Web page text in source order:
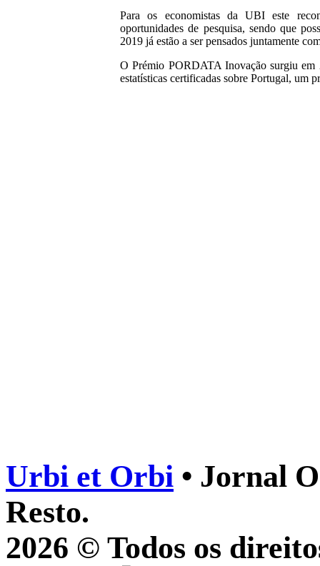
Para os economistas da UBI este
oportunidades de pesquisa, sendo que
2019 já estão a ser pensados juntamente
O Prémio PORDATA Inovação surgiu em
estatísticas certificadas sobre Portugal, um
Urbi et Orbi • Jornal
Resto.
2026 © Todos os